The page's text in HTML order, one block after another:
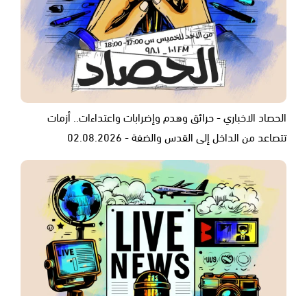
الحصاد الاخباري - حرائق وهدم وإضرابات واعتداءات.. أزمات
تتصاعد من الداخل إلى القدس والضفة - 02.08.2026